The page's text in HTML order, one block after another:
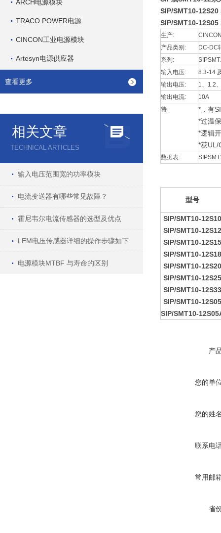
ARCH电源模块
TRACO POWER电源
CINCON工业电源模块
Artesyn电源供应器
查看更多
相关文章
TECHNICAL ARTICLES
输入电压范围宽的功率模块
电流变送器有哪些常见故障？
霍尼韦尔电流传感器的选型及优点
LEM电压传感器详细的操作步骤如下
电源模块MTBF 与寿命的区别
SIP/SMT10-
SIP/SMT10-
生产:
产品类别:
DC-DC
系列:
输入电压:
8.3-14
输出电压:
1、1.2
输出电流:
10A
特:
*，有
*过温
*逻辑
*获UL/
数据表:
型号
SIP/SMT10-12S10
SIP/SMT10-12S12
SIP/SMT10-12S15
SIP/SMT10-12S18
SIP/SMT10-12S20
SIP/SMT10-12S25
SIP/SMT10-12S33
SIP/SMT10-12S05
SIP/SMT10-
产
您的单
您的姓
联系电
常用邮
省